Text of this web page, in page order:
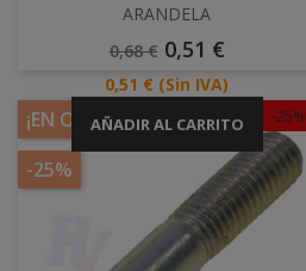
ARANDELA
Precio
0,68 € Precio
0,51 €
Precio
0,51 € (Sin IVA)
AÑADIR AL CARRITO -25%
¡EN OFERTA!
-25%